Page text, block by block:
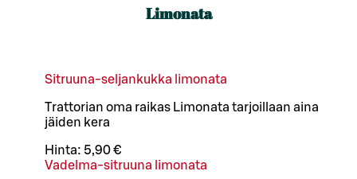
Limonata
Sitruuna-seljankukka limonata
Trattorian oma raikas Limonata tarjoillaan aina
jäiden kera
Hinta: 5,90 €
Vadelma-sitruuna limonata